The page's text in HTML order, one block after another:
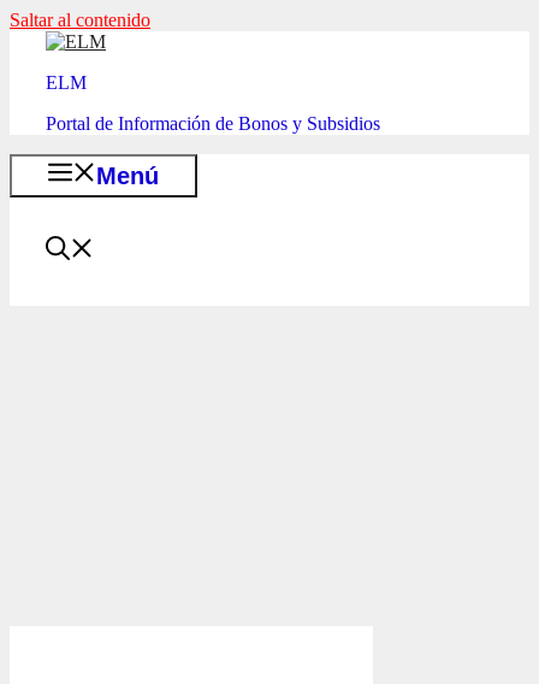
Saltar al contenido
ELM
Portal de Información de Bonos y Subsidios
Menú